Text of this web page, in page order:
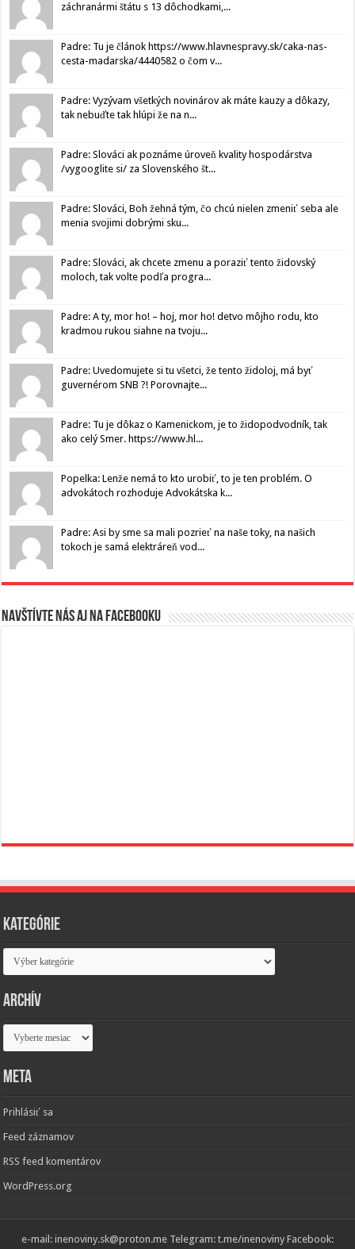
záchranármi štátu s 13 dôchodkami,...
Padre: Tu je článok https://www.hlavnespravy.sk/caka-nas-
cesta-madarska/4440582 o čom v...
Padre: Vyzývam všetkých novinárov ak máte kauzy a dôkazy,
tak nebuďte tak hlúpi že na n...
Padre: Slováci ak poznáme úroveň kvality hospodárstva
/vygooglite si/ za Slovenského št...
Padre: Slováci, Boh žehná tým, čo chcú nielen zmeniť seba ale
menia svojimi dobrými sku...
Padre: Slováci, ak chcete zmenu a poraziť tento židovský
moloch, tak volte podľa progra...
Padre: A ty, mor ho! – hoj, mor ho! detvo môjho rodu, kto
kradmou rukou siahne na tvoju...
Padre: Uvedomujete si tu všetci, že tento židoloj, má byť
guvernérom SNB ?! Porovnajte...
Padre: Tu je dôkaz o Kamenickom, je to židopodvodník, tak
ako celý Smer. https://www.hl...
Popelka: Lenže nemá to kto urobiť, to je ten problém. O
advokátoch rozhoduje Advokátska k...
Padre: Asi by sme sa mali pozrieť na naše toky, na našich
tokoch je samá elektráreň vod...
Navštívte nás aj na Facebooku
Kategórie
Kategórie
Archív
Archív
Meta
Prihlásiť sa
Feed záznamov
RSS feed komentárov
WordPress.org
e-mail: inenoviny.sk@proton.me Telegram: t.me/inenoviny Facebook: